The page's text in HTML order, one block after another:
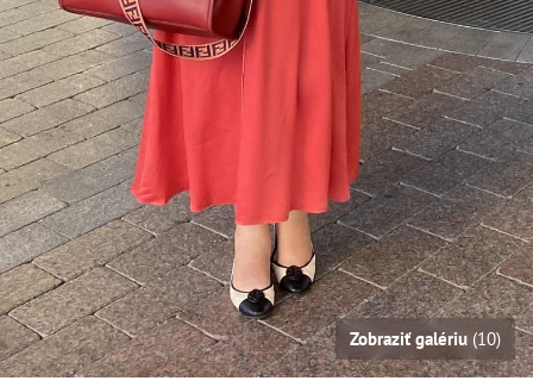
Zobraziť galériu (10)